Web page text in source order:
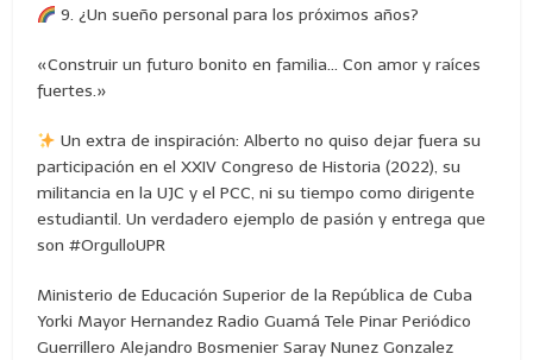
9. ¿Un sueño personal para los próximos años?
«Construir un futuro bonito en familia… Con amor y raíces
fuertes.»
Un extra de inspiración: Alberto no quiso dejar fuera su
participación en el XXIV Congreso de Historia (2022), su
militancia en la UJC y el PCC, ni su tiempo como dirigente
estudiantil. Un verdadero ejemplo de pasión y entrega que
son #OrgulloUPR
Ministerio de Educación Superior de la República de Cuba
Yorki Mayor Hernandez Radio Guamá Tele Pinar Periódico
Guerrillero Alejandro Bosmenier Saray Nunez Gonzalez